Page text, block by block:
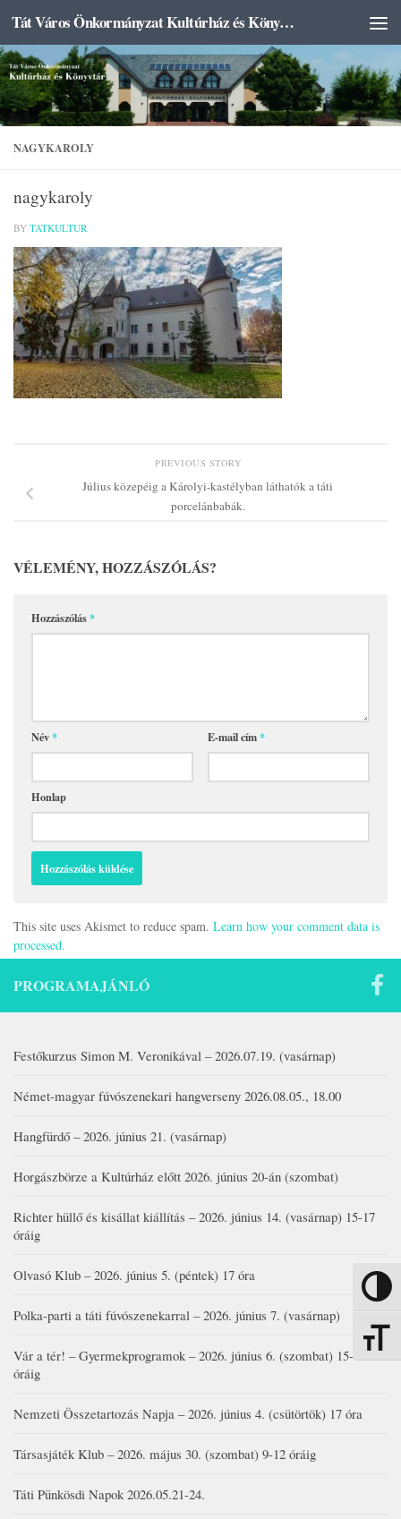
Nagy
Skip to content Tát Város Önkormányzat Kultúrház és Könyvtár
NAGYKAROLY
nagykaroly
BY TATKULTUR
PREVIOUS STORY
Július közepéig a Károlyi-kastélyban láthatók a táti
porcelánbabák.
VÉLEMÉNY, HOZZÁSZÓLÁS?
Hozzászólás*
Név* E-mail cím*
Honlap
This site uses Akismet to reduce spam. Learn how your comment data is
processed.
PROGRAMAJÁNLÓ
Festőkurzus Simon M. Veronikával – 2026.07.19. (vasárnap)
Német-magyar fúvószenekari hangverseny 2026.08.05., 18.00
Hangfürdő – 2026. június 21. (vasárnap)
Horgászbörze a Kultúrház előtt 2026. június 20-án (szombat)
Richter hüllő és kisállat kiállítás – 2026. június 14. (vasárnap) 15-17
óráig
Olvasó Klub – 2026. június 5. (péntek) 17 óra
Polka-parti a táti fúvószenekarral – 2026. június 7. (vasárnap)
Vár a tér! – Gyermekprogramok – 2026. június 6. (szombat) 15-19
óráig
Nemzeti Összetartozás Napja – 2026. június 4. (csütörtök) 17 óra
Társasjáték Klub – 2026. május 30. (szombat) 9-12 óráig
Táti Pünkösdi Napok 2026.05.21-24.